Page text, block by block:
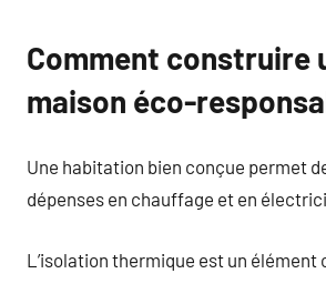
Comment construire
maison éco-
Une habitation bien conçue permet
dépenses en chauffage et en
L’isolation thermique est un élément